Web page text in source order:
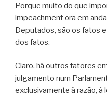
Porque muito do que
impeachment ora em
Deputados, são os fatos
dos fatos.
Claro, há outros fatores
julgamento num
exclusivamente à razão, à